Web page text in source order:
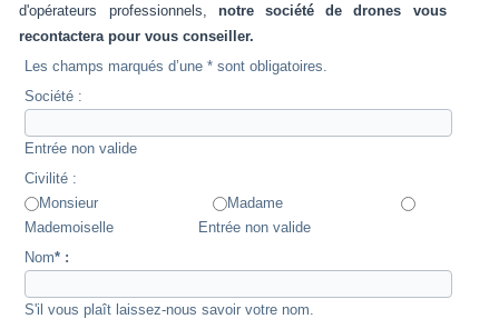
d'opérateurs professionnels, notre société de drones vous
recontactera pour vous conseiller.
Les champs marqués d’une * sont obligatoires.
Société :
Entrée non valide
Civilité :
Monsieur
Madame
Mademoiselle
Entrée non valide
Nom* :
S'il vous plaît laissez-nous savoir votre nom.